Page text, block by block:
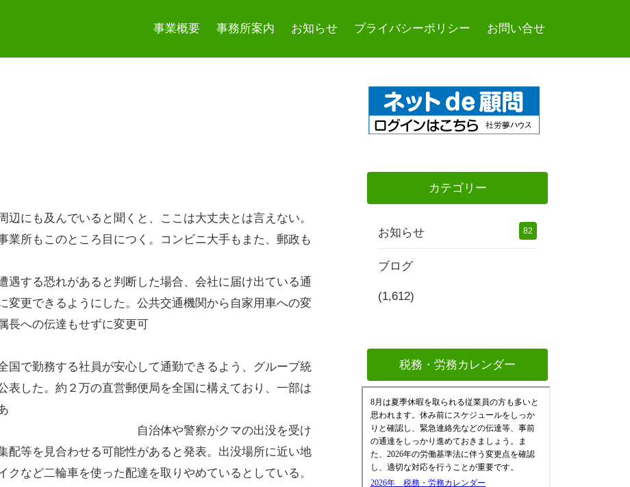
事業概要 事務所案内 お知らせ プライバシーポリシー お問い合せ
辺にも及んでいると聞くと、ここは大丈夫とは言えない。
業所もこのところ目につく。コンビニ大手もまた、郵政も
する恐れがあると判断した場合、会社に届け出ている通
変更できるようにした。公共交通機関から自家用車への変
長への伝達もせずに変更可
。
員が安心して通勤できるよう、グループ統
表した。約２万の直営郵便局を全国に構えており、一部は
察がクマの出没を受け
配等を見合わせる可能性があると発表。出没場所に近い地
など二輪車を使った配達を取りやめているとしている。
カテゴリー
お知らせ 82
ブログ
(1,612)
税務・労務カレンダー